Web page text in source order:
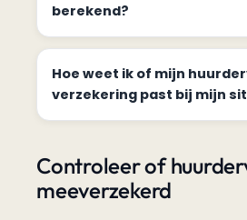
berekend?
Hoe weet ik of mijn
verzekering past bij mijn
Controleer of
meeverzekerd